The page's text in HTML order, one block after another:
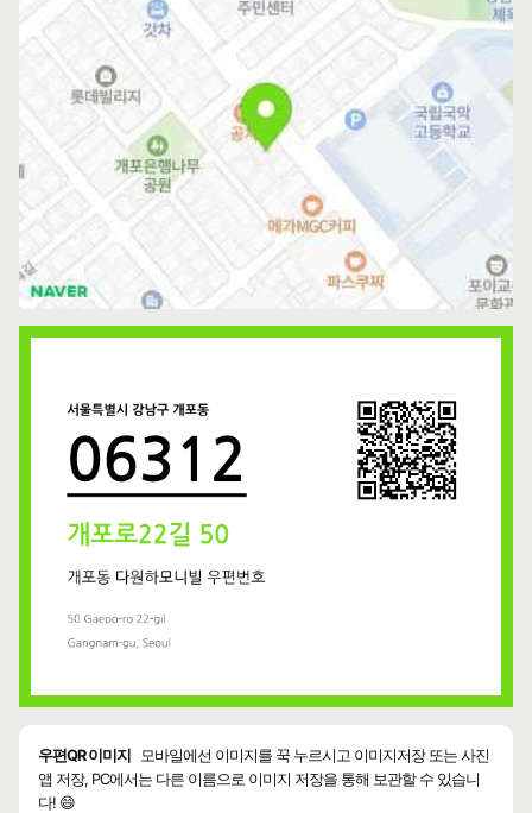
우편QR 이미지
모바일에선 이미지를 꾹 누르시고 이미지저장 또는 사진
앱 저장, PC에서는 다른 이름으로 이미지 저장을 통해 보관할 수 있습니
다! 😄